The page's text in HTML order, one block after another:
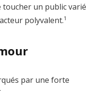
un public varié
polyvalent.1
par une forte